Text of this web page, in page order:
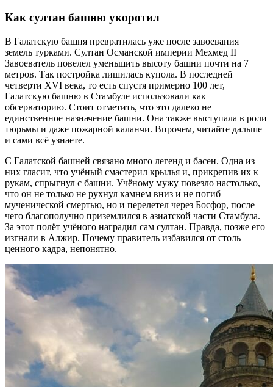
Как султан башню укоротил
В Галатскую башня превратилась уже после завоевания
земель турками. Султан Османской империи Мехмед II
Завоеватель повелел уменьшить высоту башни почти на 7
метров. Так постройка лишилась купола. В последней
четверти XVI века, то есть спустя примерно 100 лет,
Галатскую башню в Стамбуле использовали как
обсерваторию. Стоит отметить, что это далеко не
единственное назначение башни. Она также выступала в роли
тюрьмы и даже пожарной каланчи. Впрочем, читайте дальше
и сами всё узнаете.
С Галатской башней связано много легенд и басен. Одна из
них гласит, что учёный смастерил крылья и, прикрепив их к
рукам, спрыгнул с башни. Учёному мужу повезло настолько,
что он не только не рухнул камнем вниз и не погиб
мученической смертью, но и перелетел через Босфор, после
чего благополучно приземлился в азиатской части Стамбула.
За этот полёт учёного наградил сам султан. Правда, позже его
изгнали в Алжир. Почему правитель избавился от столь
ценного кадра, непонятно.